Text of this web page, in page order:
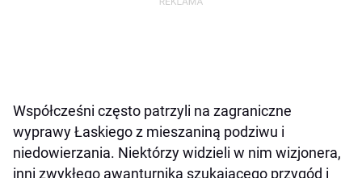
Współcześni często patrzyli na zagraniczne
wyprawy Łaskiego z mieszaniną podziwu i
niedowierzania. Niektórzy widzieli w nim wizjonera,
inni zwykłego awanturnika szukającego przygód i